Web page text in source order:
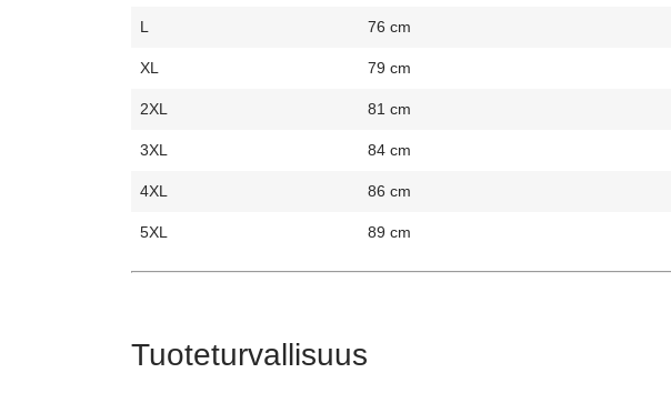
L 76 cm
XL 79 cm
2XL 81 cm
3XL 84 cm
4XL 86 cm
5XL 89 cm
Tuoteturvallisuus